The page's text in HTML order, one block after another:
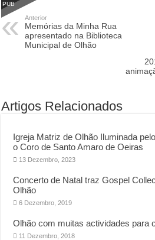
PUB
Anterior
Memórias da Minha Rua
apresentado na Biblioteca
Municipal de Olhão
Artigos Relacionados
Igreja Matriz de Olhão Iluminada
o Coro de Santo Amaro de Oeiras
13 Dezembro, 2023
Concerto de Natal traz Gospel
Olhão
6 Dezembro, 2019
Olhão com muitas actividades para
11 Dezembro, 2018